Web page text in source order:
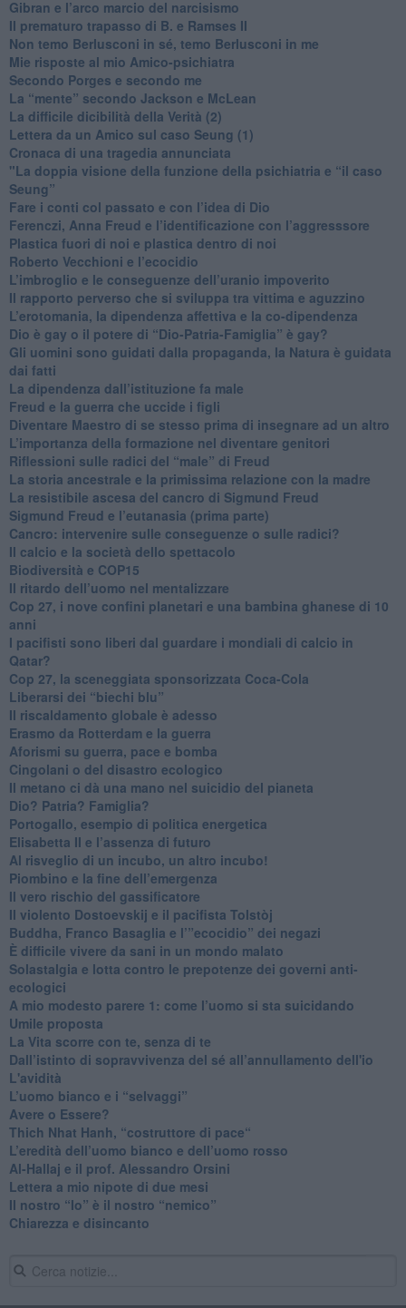
​Gibran e l’arco marcio del narcisismo
​Il prematuro trapasso di B. e Ramses II
​Non temo Berlusconi in sé, temo Berlusconi in me
​Mie risposte al mio Amico-psichiatra
​Secondo Porges e secondo me
​La “mente” secondo Jackson e McLean
La difficile dicibilità della Verità (2)
​Lettera da un Amico sul caso Seung (1)
​Cronaca di una tragedia annunciata
"​La doppia visione della funzione della psichiatria e “il caso
Seung”
​Fare i conti col passato e con l’idea di Dio
​Ferenczi, Anna Freud e l’identificazione con l’aggresssore
Plastica fuori di noi e plastica dentro di noi
​Roberto Vecchioni e l’ecocidio
​L’imbroglio e le conseguenze dell’uranio impoverito
​Il rapporto perverso che si sviluppa tra vittima e aguzzino
L’erotomania, la dipendenza affettiva e la co-dipendenza
​Dio è gay o il potere di “Dio-Patria-Famiglia” è gay?
​Gli uomini sono guidati dalla propaganda, la Natura è guidata
dai fatti
La dipendenza dall’istituzione fa male
​Freud e la guerra che uccide i figli
​Diventare Maestro di se stesso prima di insegnare ad un altro
L’importanza della formazione nel diventare genitori
Riflessioni sulle radici del “male” di Freud
​La storia ancestrale e la primissima relazione con la madre
​La resistibile ascesa del cancro di Sigmund Freud
Sigmund Freud e l’eutanasia (prima parte)
Cancro: intervenire sulle conseguenze o sulle radici?
​Il calcio e la società dello spettacolo
Biodiversità e COP15
​Il ritardo dell’uomo nel mentalizzare
​Cop 27, i nove confini planetari e una bambina ghanese di 10
anni
​I pacifisti sono liberi dal guardare i mondiali di calcio in
Qatar?
​Cop 27, la sceneggiata sponsorizzata Coca-Cola
​Liberarsi dei “biechi blu”
Il riscaldamento globale è adesso
​Erasmo da Rotterdam e la guerra
​Aforismi su guerra, pace e bomba
Cingolani o del disastro ecologico
​Il metano ci dà una mano nel suicidio del pianeta
​Dio? Patria? Famiglia?
Portogallo, esempio di politica energetica
​Elisabetta II e l’assenza di futuro
Al risveglio di un incubo, un altro incubo!
​Piombino e la fine dell’emergenza
​Il vero rischio del gassificatore
​Il violento Dostoevskij e il pacifista Tolstòj
​Buddha, Franco Basaglia e l’”ecocidio” dei negazi
​È difficile vivere da sani in un mondo malato
Solastalgia e lotta contro le prepotenze dei governi anti-
ecologici
​A mio modesto parere 1: come l’uomo si sta suicidando
​Umile proposta
​La Vita scorre con te, senza di te
​Dall’istinto di sopravvivenza del sé all’annullamento dell'io
L'avidità
​L’uomo bianco e i “selvaggi”
​Avere o Essere?
​Thich Nhat Hanh, “costruttore di pace“
​L’eredità dell’uomo bianco e dell’uomo rosso
Al-Hallaj e il prof. Alessandro Orsini
​Lettera a mio nipote di due mesi
​Il nostro “Io” è il nostro “nemico”
​Chiarezza e disincanto